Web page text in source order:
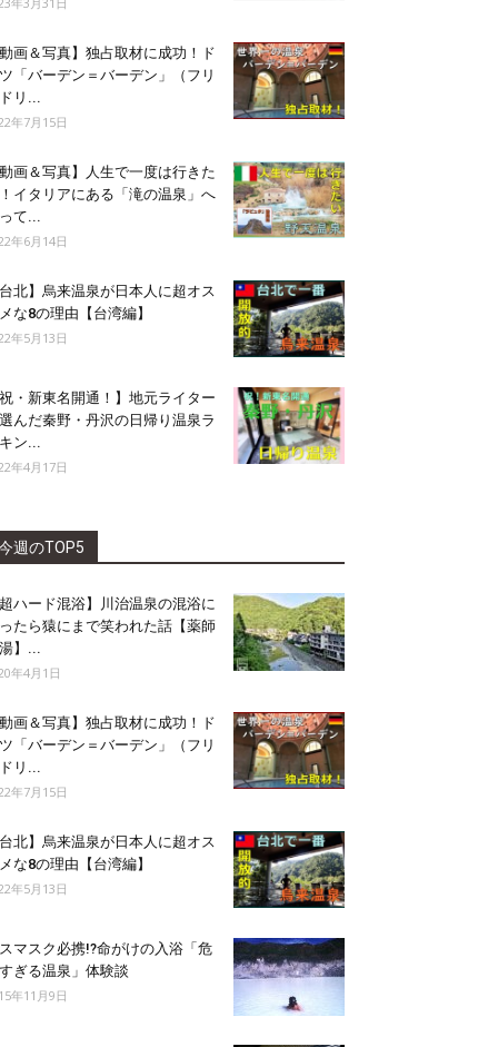
動画＆写真】独占取材に成功！ド
「バーデン＝バーデン」（フリ
リ...
年7月15日
動画＆写真】人生で一度は行きた
イタリアにある「滝の温泉」へ
て...
年6月14日
台北】烏来温泉が日本人に超オス
な8の理由【台湾編】
年5月13日
祝・新東名開通！】地元ライター
んだ秦野・丹沢の日帰り温泉ラ
ン...
年4月17日
週のTOP5
超ハード混浴】川治温泉の混浴に
たら猿にまで笑われた話【薬師
】...
年4月1日
動画＆写真】独占取材に成功！ド
「バーデン＝バーデン」（フリ
リ...
年7月15日
台北】烏来温泉が日本人に超オス
な8の理由【台湾編】
年5月13日
マスク必携!?命がけの入浴「危
ぎる温泉」体験談
年11月9日